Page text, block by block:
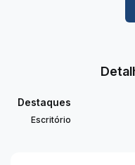
Uma ótima
Entre em contato e
imóvel!
Destaques
Escritório